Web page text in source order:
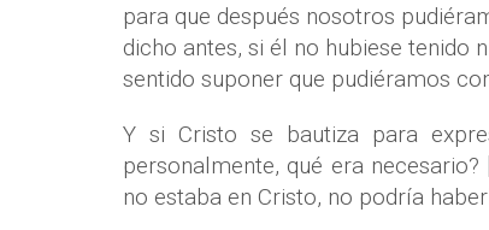
para que después nosotros
dicho antes, si él no hubiese tenido
sentido suponer que pudiéramos
Y si Cristo se bautiza para
personalmente, qué era
no estaba en Cristo, no podría